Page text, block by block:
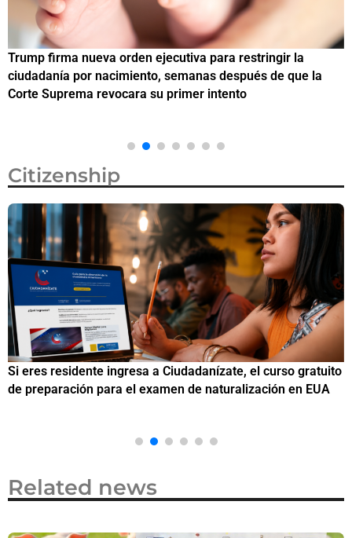
Trump firma nueva orden ejecutiva para restringir la
ciudadanía por nacimiento, semanas después de que la
Corte Suprema revocara su primer intento
Citizenship
Si eres residente ingresa a Ciudadanízate, el curso gratuito
de preparación para el examen de naturalización en EUA
Related news